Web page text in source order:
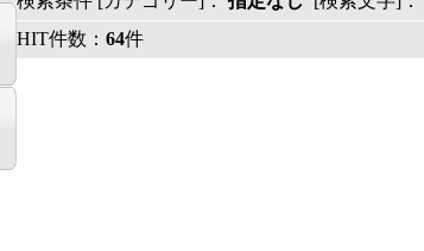
HIT件数： 64件